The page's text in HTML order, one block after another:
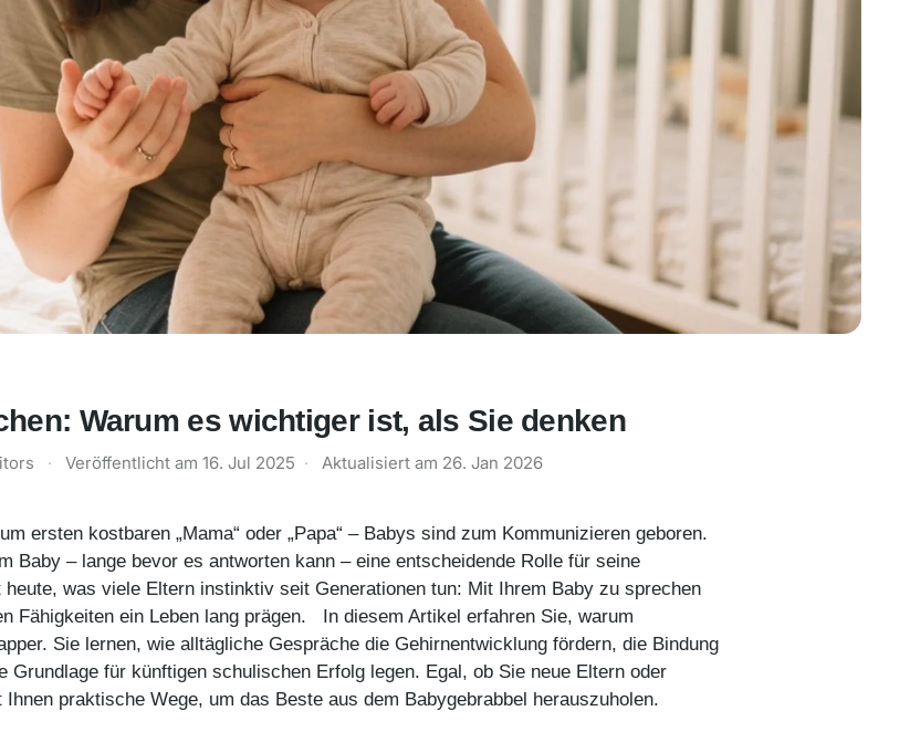
Warum es wichtiger ist, als Sie denken
· Veröffentlicht am 16. Jul 2025 · Aktualisiert am 26. Jan 2026
ersten kostbaren „Mama“ oder „Papa“ – Babys sind zum Kommunizieren geboren.
Baby – lange bevor es antworten kann – eine entscheidende Rolle für seine
was viele Eltern instinktiv seit Generationen tun: Mit Ihrem Baby zu sprechen
Fähigkeiten ein Leben lang prägen. In diesem Artikel erfahren Sie, warum
Sie lernen, wie alltägliche Gespräche die Gehirnentwicklung fördern, die Bindung
für künftigen schulischen Erfolg legen. Egal, ob Sie neue Eltern oder
praktische Wege, um das Beste aus dem Babygebrabbel herauszuholen.